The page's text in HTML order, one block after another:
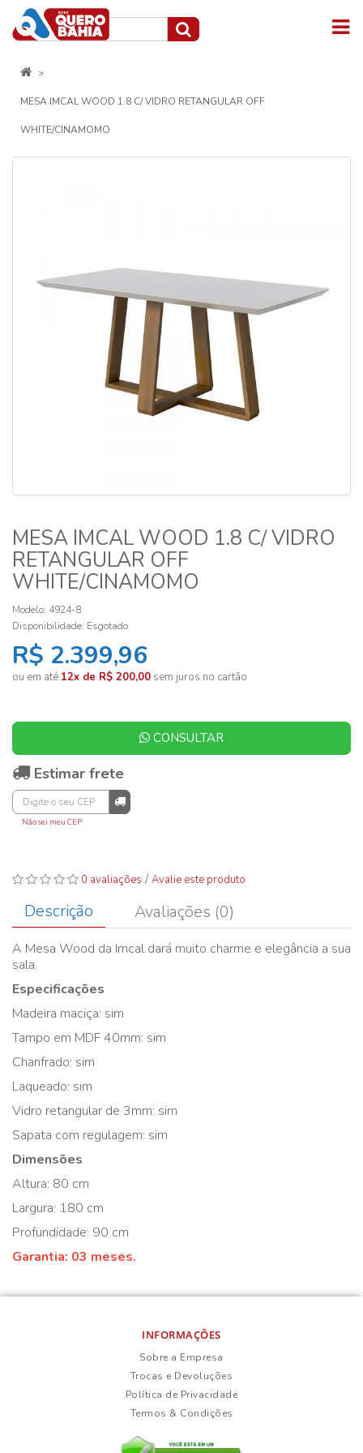
MESA IMCAL WOOD 1.8 C/ VIDRO RETANGULAR OFF
WHITE/CINAMOMO
MESA IMCAL WOOD 1.8 C/ VIDRO
RETANGULAR OFF
WHITE/CINAMOMO
Modelo: 4924-8
Disponibilidade: Esgotado
R$ 2.399,96
ou em até 12x de R$ 200,00 sem juros no cartão
CONSULTAR
Estimar frete
Não sei meu CEP
0 avaliações /Avalie este produto
Descrição Avaliações (0)
A Mesa Wood da Imcal dará muito charme e elegância a sua
sala.
Especificações
Madeira maciça: sim
Tampo em MDF 40mm: sim
Chanfrado: sim
Laqueado: sim
Vidro retangular de 3mm: sim
Sapata com regulagem: sim
Dimensões
Altura: 80 cm
Largura: 180 cm
Profundidade: 90 cm
Garantia: 03 meses.
INFORMAÇÕES
Sobre a Empresa
Trocas e Devoluções
Política de Privacidade
Termos & Condições